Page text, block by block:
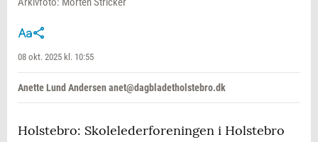
08 okt. 2025 kl. 10:55
Anette Lund Andersen anet@dagbladetholstebro.dk
Holstebro: Skolelederforeningen i Holstebro